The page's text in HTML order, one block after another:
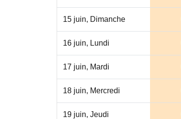
15 juin, Dimanche
16 juin, Lundi
17 juin, Mardi
18 juin, Mercredi
19 juin, Jeudi